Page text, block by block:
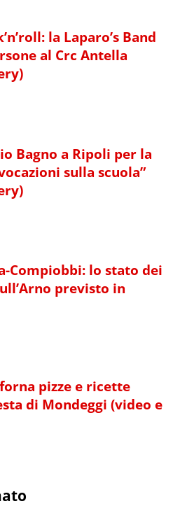
la Laparo’s Band
al Crc Antella
Bagno a Ripoli per la
sulla scuola”
Compiobbi: lo stato dei
previsto in
pizze e ricette
di Mondeggi (video e